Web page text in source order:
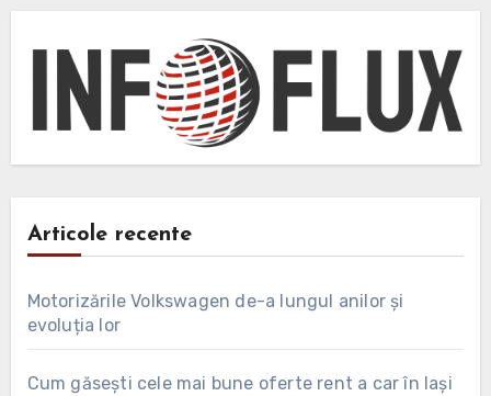
Articole recente
Motorizările Volkswagen de-a lungul anilor și
evoluția lor
Cum găsești cele mai bune oferte rent a car în Iași